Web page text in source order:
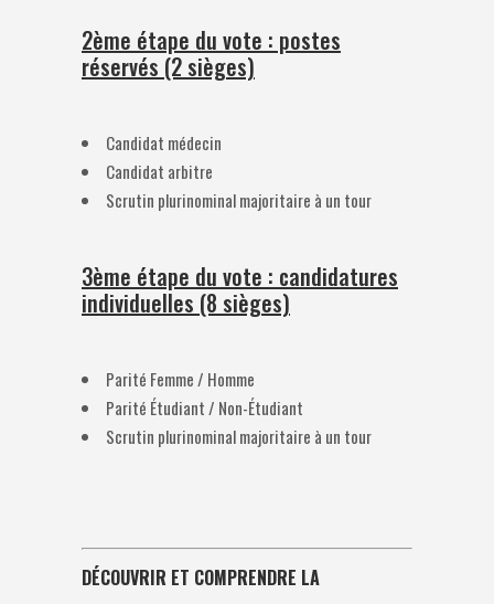
2ème étape du vote : postes
réservés (2 sièges)
Candidat médecin
Candidat arbitre
Scrutin plurinominal majoritaire à un tour
3ème étape du vote : candidatures
individuelles (8 sièges)
Parité Femme / Homme
Parité Étudiant / Non-Étudiant
Scrutin plurinominal majoritaire à un tour
DÉCOUVRIR ET COMPRENDRE LA